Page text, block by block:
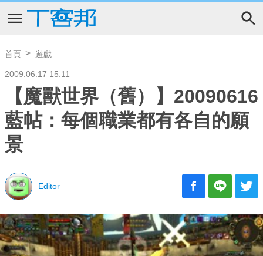
首頁 遊戲
2009.06.17 15:11
【魔獸世界（舊）】20090616
藍帖：每個職業都有各自的願
景
Editor